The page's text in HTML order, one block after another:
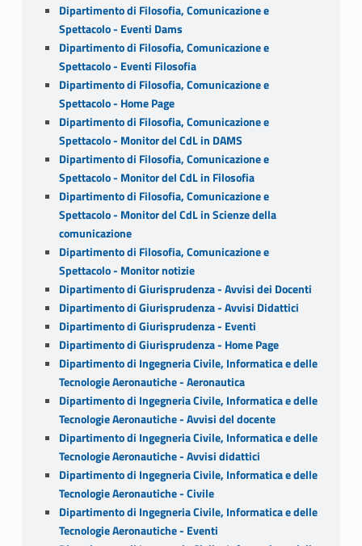
Dipartimento di Filosofia, Comunicazione e
Spettacolo - Eventi Dams
Dipartimento di Filosofia, Comunicazione e
Spettacolo - Eventi Filosofia
Dipartimento di Filosofia, Comunicazione e
Spettacolo - Home Page
Dipartimento di Filosofia, Comunicazione e
Spettacolo - Monitor del CdL in DAMS
Dipartimento di Filosofia, Comunicazione e
Spettacolo - Monitor del CdL in Filosofia
Dipartimento di Filosofia, Comunicazione e
Spettacolo - Monitor del CdL in Scienze della
comunicazione
Dipartimento di Filosofia, Comunicazione e
Spettacolo - Monitor notizie
Dipartimento di Giurisprudenza - Avvisi dei Docenti
Dipartimento di Giurisprudenza - Avvisi Didattici
Dipartimento di Giurisprudenza - Eventi
Dipartimento di Giurisprudenza - Home Page
Dipartimento di Ingegneria Civile, Informatica e delle
Tecnologie Aeronautiche - Aeronautica
Dipartimento di Ingegneria Civile, Informatica e delle
Tecnologie Aeronautiche - Avvisi del docente
Dipartimento di Ingegneria Civile, Informatica e delle
Tecnologie Aeronautiche - Avvisi didattici
Dipartimento di Ingegneria Civile, Informatica e delle
Tecnologie Aeronautiche - Civile
Dipartimento di Ingegneria Civile, Informatica e delle
Tecnologie Aeronautiche - Eventi